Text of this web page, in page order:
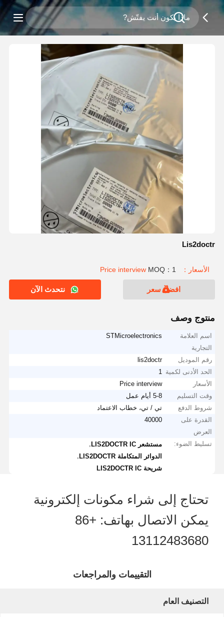
Lis2doctr
الأسعار：Price interview MOQ：1
افضل سعر نتحدث الآن
منتوج وصف
اسم العلامة
التجارية
STMicroelectronics
رقم الموديل
lis2doctr
الحد الأدنى لكمية
1
الأسعار
Price interview
وقت التسليم
5-8 أيام عمل
شروط الدفع
تي / تي، خطاب الاعتماد
القدرة على
العرض
40000
تسليط الضوء: مستشعر LIS2DOCTR IC
الدوائر المتكاملة LIS2DOCTR
شريحة LIS2DOCTR IC
تحتاج إلى شراء مكونات إلكترونية
يمكن الاتصال بهاتف: +86
13112483680
التقييمات والمراجعات
التصنيف العام